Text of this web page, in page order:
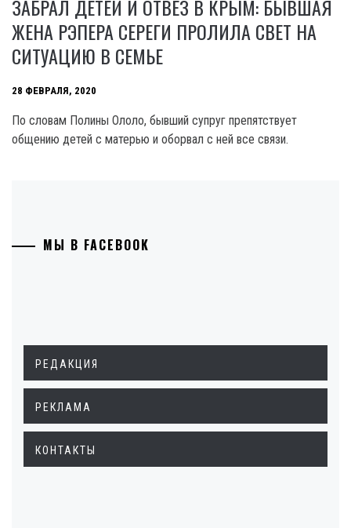
ЗАБРАЛ ДЕТЕЙ И ОТВЕЗ В КРЫМ: БЫВШАЯ
ЖЕНА РЭПЕРА СЕРЕГИ ПРОЛИЛА СВЕТ НА
СИТУАЦИЮ В СЕМЬЕ
28 ФЕВРАЛЯ, 2020
По словам Полины Ололо, бывший супруг препятствует
общению детей с матерью и оборвал с ней все связи.
МЫ В FACEBOOK
РЕДАКЦИЯ
РЕКЛАМА
КОНТАКТЫ